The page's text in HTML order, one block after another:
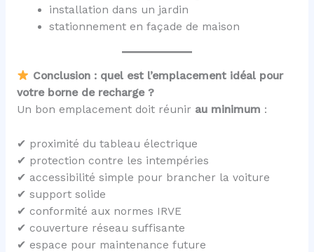
installation dans un jardin
stationnement en façade de maison
Conclusion : quel est l’emplacement idéal pour
votre borne de recharge ?
Un bon emplacement doit réunir au minimum :
✔ proximité du tableau électrique
✔ protection contre les intempéries
✔ accessibilité simple pour brancher la voiture
✔ support solide
✔ conformité aux normes IRVE
✔ couverture réseau suffisante
✔ espace pour maintenance future